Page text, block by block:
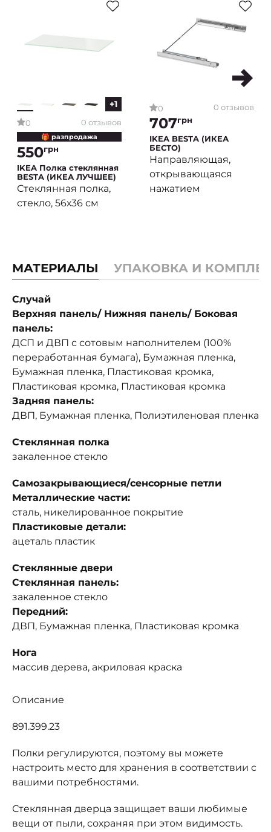
+1
0 0 отзывов
🎁 разпродажа
550грн
IKEA Полка стеклянная
BESTA (ИКЕА ЛУЧШЕЕ)
Стеклянная полка,
стекло, 56х36 см
0 0 отзывов
707грн
IKEA BESTA (ИКЕА
БЕСТО)
Направляющая,
открывающаяся
нажатием
МАТЕРИАЛЫ УПАКОВКА И
Случай
Верхняя панель/ Нижняя панель/ Боковая
панель:
ДСП и ДВП с сотовым наполнителем (100%
переработанная бумага), Бумажная пленка,
Бумажная пленка, Пластиковая кромка,
Пластиковая кромка, Пластиковая кромка
Задняя панель:
ДВП, Бумажная пленка, Полиэтиленовая пленка
Стеклянная полка
закаленное стекло
Самозакрывающиеся/сенсорные петли
Металлические части:
сталь, никелированное покрытие
Пластиковые детали:
ацеталь пластик
Стеклянные двери
Стеклянная панель:
закаленное стекло
Передний:
ДВП, Бумажная пленка, Пластиковая кромка
Нога
массив дерева, акриловая краска
Описание
891.399.23
Полки регулируются, поэтому вы можете
настроить место для хранения в соответствии с
вашими потребностями.
Стеклянная дверца защищает ваши любимые
вещи от пыли, сохраняя при этом видимость.